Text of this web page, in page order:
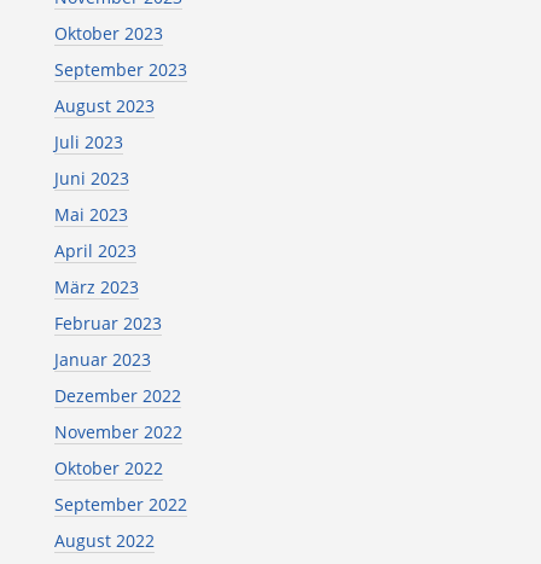
Oktober 2023
September 2023
August 2023
Juli 2023
Juni 2023
Mai 2023
April 2023
März 2023
Februar 2023
Januar 2023
Dezember 2022
November 2022
Oktober 2022
September 2022
August 2022